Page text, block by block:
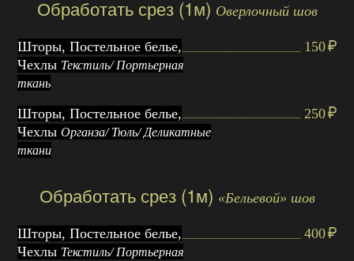
Обработать срез (1м) Оверлочный шов
Шторы, Постельное белье,
Чехлы Текстиль/ Портьерная
ткань
150
Шторы, Постельное белье,
ЧехлыОрганза/ Тюль/ Деликатные
ткани
250
Обработать срез (1м) «Бельевой» шов
Шторы, Постельное белье,
Чехлы Текстиль/ Портьерная
400